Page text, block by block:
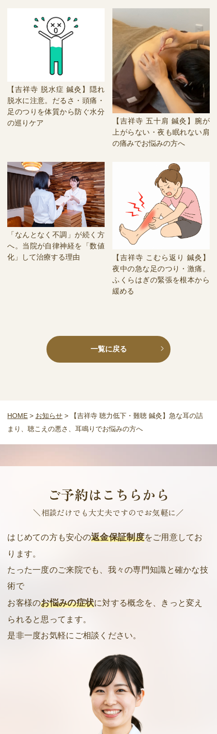
【吉祥寺 脱水症 鍼灸】隠れ
脱水に注意。だるさ・頭痛・
足のつりを体質から防ぐ水分
の巡りケア
【吉祥寺 五十肩 鍼灸】腕が
上がらない・夜も眠れない肩
の痛みでお悩みの方へ
「なんとなく不調」が続く方
へ。当院が自律神経を「数値
化」して治療する理由
【吉祥寺 こむら返り 鍼灸】
夜中の急な足のつり・激痛。
ふくらはぎの緊張を根本から
緩める
一覧に戻る
HOME > お知らせ >
【吉祥寺 聴力低下・難聴 鍼灸】急な耳の詰
まり、聴こえの悪さ、耳鳴りでお悩みの方へ
ご予約はこちらから
＼相談だけでも大丈夫ですのでお気軽に／
はじめての方も安心の返金保証制度をご用意してお
ります。
たった一度のご来院でも、我々の専門知識と確かな技
術で
お客様のお悩みの症状に対する概念を、きっと変え
られると思ってます。
是非一度お気軽にご相談ください。